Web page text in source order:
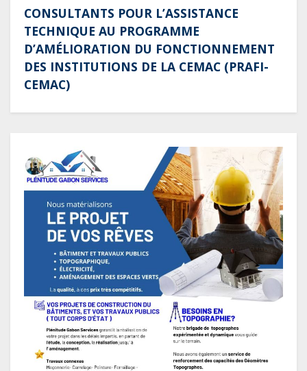
CONSULTANTS POUR L’ASSISTANCE
TECHNIQUE AU PROGRAMME
D’AMÉLIORATION DU FONCTIONNEMENT
DES INSTITUTIONS DE LA CEMAC (PRAFI-
CEMAC)